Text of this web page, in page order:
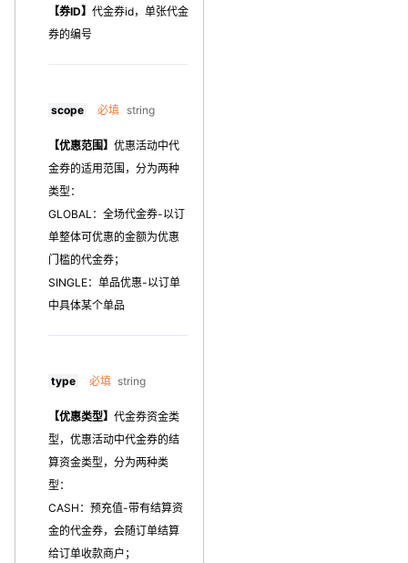
【券ID】 代金券id，单张代金
券的编号
scope 必填 string
【优惠范围】 优惠活动中代
金券的适用范围，分为两种
类型：
GLOBAL：全场代金券-以订
单整体可优惠的金额为优惠
门槛的代金券；
SINGLE：单品优惠-以订单
中具体某个单品
type 必填 string
【优惠类型】 代金券资金类
型，优惠活动中代金券的结
算资金类型，分为两种类
型：
CASH：预充值-带有结算资
金的代金券，会随订单结算
给订单收款商户；